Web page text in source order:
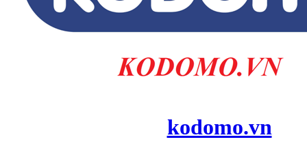
kodomo.vn